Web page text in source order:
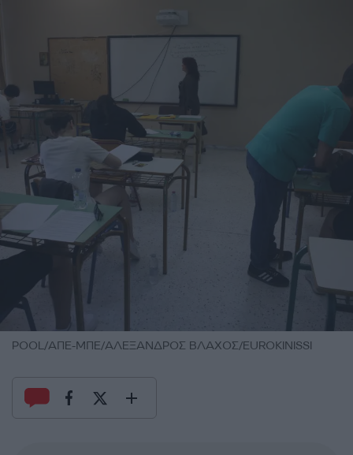
POOL/ΑΠΕ-ΜΠΕ/ΑΛΕΞΑΝΔΡΟΣ ΒΛΑΧΟΣ/EUROKINISSI